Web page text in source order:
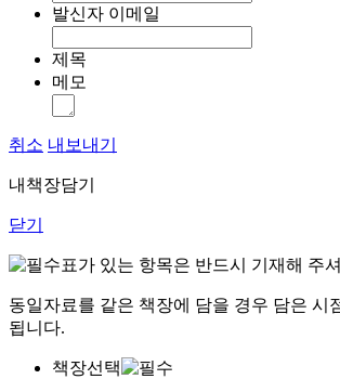
발신자 이메일
제목
메모
취소 내보내기
내책장담기
닫기
표가 있는 항목은 반드시 기재해 주
동일자료를 같은 책장에 담을 경우 담은 시
됩니다.
책장선택